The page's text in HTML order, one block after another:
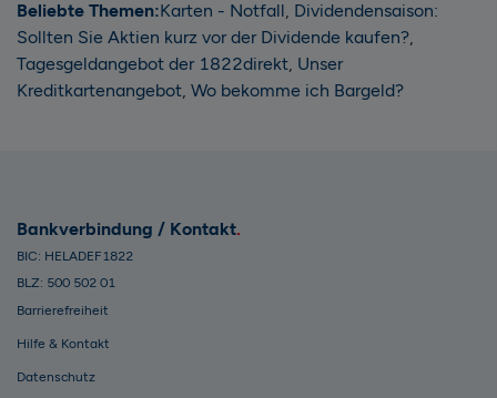
Beliebte Themen:Karten - Notfall, Dividendensaison:
Sollten Sie Aktien kurz vor der Dividende kaufen?,
Tagesgeldangebot der 1822direkt, Unser
Kreditkartenangebot, Wo bekomme ich Bargeld?
Bankverbindung / Kontakt
BIC: HELADEF1822
BLZ: 500 502 01
Barrierefreiheit
Hilfe & Kontakt
Datenschutz